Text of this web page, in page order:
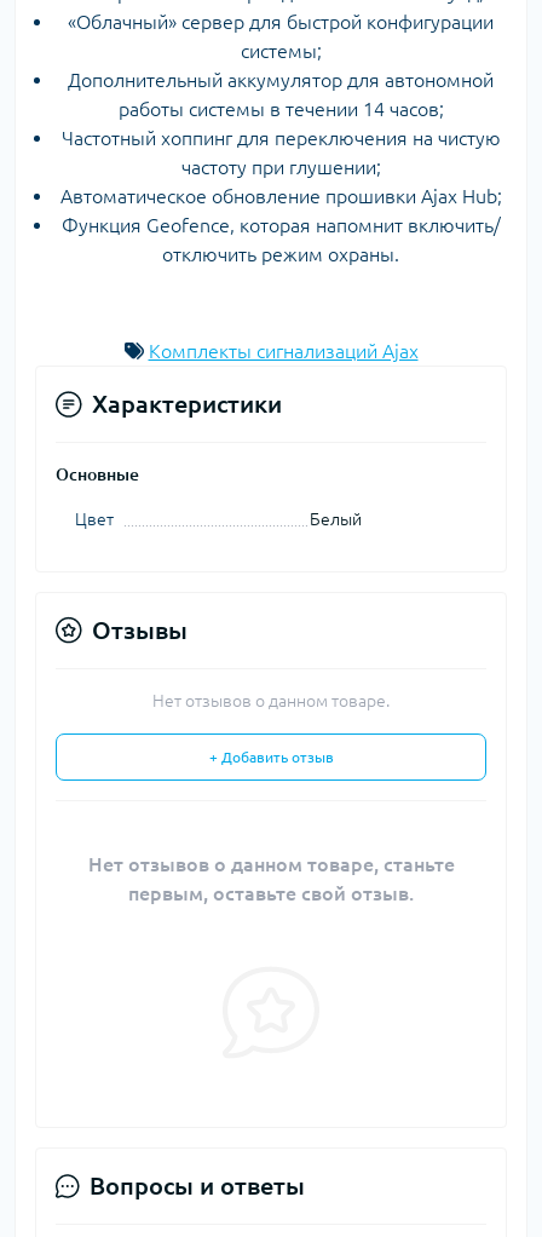
«Облачный» сервер для быстрой конфигурации
системы;
Дополнительный аккумулятор для автономной
работы системы в течении 14 часов;
Частотный хоппинг для переключения на чистую
частоту при глушении;
Автоматическое обновление прошивки Ajax Hub;
Функция Geofence, которая напомнит включить/
отключить режим охраны.
Комплекты сигнализаций Ajax
Характеристики
Основные
Цвет Белый
Отзывы
Нет отзывов о данном товаре.
+ Добавить отзыв
Нет отзывов о данном товаре, станьте
первым, оставьте свой отзыв.
Вопросы и ответы